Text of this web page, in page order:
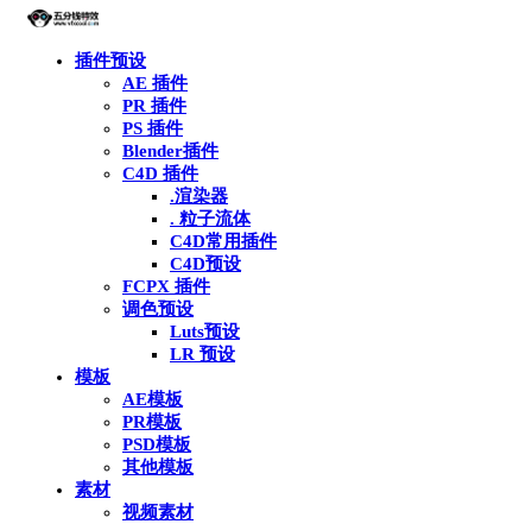
插件预设
AE 插件
PR 插件
PS 插件
Blender插件
C4D 插件
.渲染器
. 粒子流体
C4D常用插件
C4D预设
FCPX 插件
调色预设
Luts预设
LR 预设
模板
AE模板
PR模板
PSD模板
其他模板
素材
视频素材